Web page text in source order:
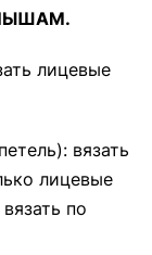
лицевые
вязать
лицевые
по